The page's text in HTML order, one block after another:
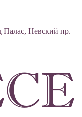
Палас, Невский пр.